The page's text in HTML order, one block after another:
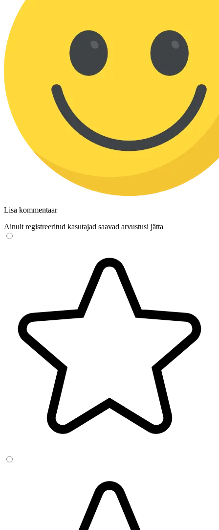
Lisa kommentaar
Ainult registreeritud kasutajad saavad arvustusi jätta